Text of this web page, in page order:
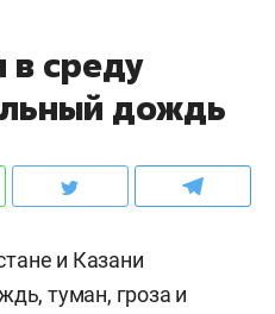
в среду
дождь
и Казани
туман, гроза и